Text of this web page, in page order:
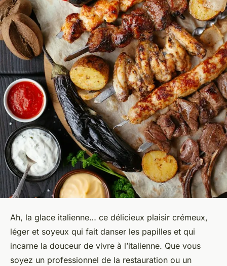
Ah, la glace italienne… ce délicieux plaisir crémeux,
léger et soyeux qui fait danser les papilles et qui
incarne la douceur de vivre à l’italienne. Que vous
soyez un professionnel de la restauration ou un